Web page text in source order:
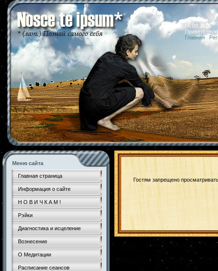
06.08.2026
Главная
Меню сайта
Главная страница
Информация о сайте
Н О В И Ч К А М !
Рэйки
Диагностика и исцеление
Вознесение
О Медитации
Расписание сеансов
Гостям запрещено